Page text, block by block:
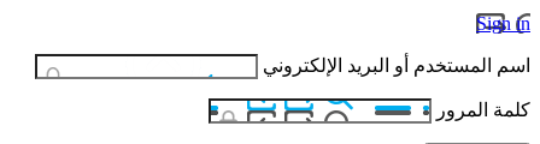
Sign in
اسم المستخدم أو البريد الإلكتروني
كلمة المرور